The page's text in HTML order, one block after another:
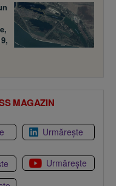
MAGAZIN
Urmărește
Urmărește